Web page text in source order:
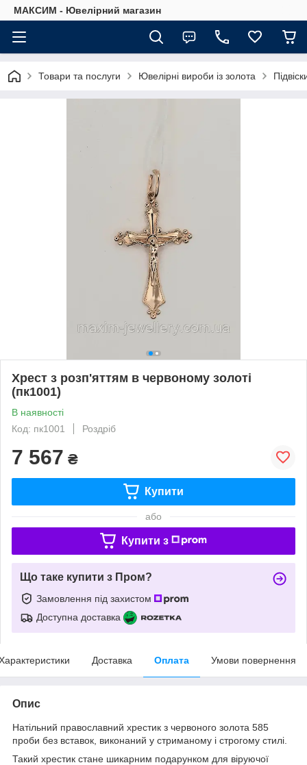
МАКСИМ - Ювелірний магазин
Товари та послуги Ювелірні вироби із золота
Хрест з розп'яттям в червоному золоті
(пк1001)
В наявності
Код: пк1001
Роздріб
7 567 ₴
Купити
або
Купити з
Що таке купити з Пром?
Замовлення під захистом
Доступна доставка
Доставка Оплата Умови повернення
Опис
Натільний православний хрестик з червоного золота 585
проби без вставок, виконаний у стриманому і строгому стилі.
Такий хрестик стане шикарним подарунком для віруючої